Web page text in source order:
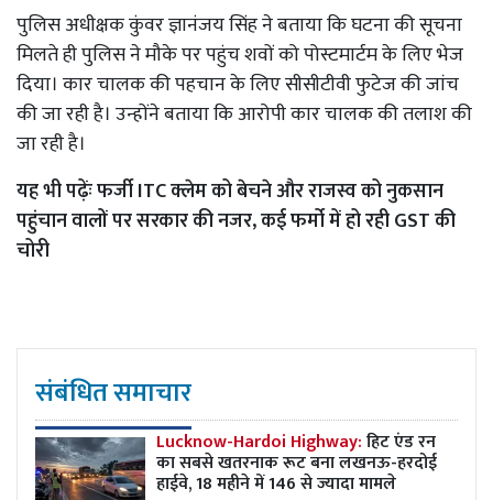
पुलिस अधीक्षक कुंवर ज्ञानंजय सिंह ने बताया कि घटना की सूचना
मिलते ही पुलिस ने मौके पर पहुंच शवों को पोस्टमार्टम के लिए भेज
दिया। कार चालक की पहचान के लिए सीसीटीवी फुटेज की जांच
की जा रही है। उन्होंने बताया कि आरोपी कार चालक की तलाश की
जा रही है।
यह भी पढ़ेंःफर्जी ITC क्लेम को बेचने और राजस्व को नुकसान
पहुंचान वालों पर सरकार की नजर, कई फर्मो में हो रही GST की
चोरी
संबंधित समाचार
Lucknow-Hardoi Highway:हिट एंड रन
का सबसे खतरनाक रूट बना लखनऊ-हरदोई
हाईवे, 18 महीने में 146 से ज्यादा मामले